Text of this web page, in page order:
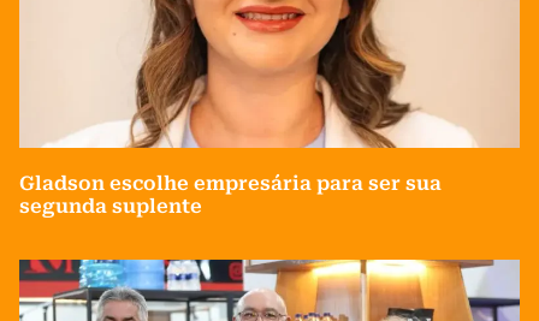
Gladson escolhe empresária para ser sua
segunda suplente